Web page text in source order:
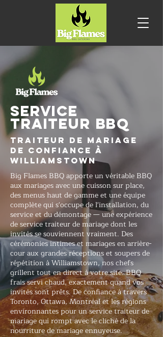
SERVICE
TRAITEUR BBQ
Traiteur de mariage
de confiance à
Williamstown
Big Flames BBQ apporte un véritable BBQ
aux mariages avec une cuisson sur place,
des menus haut de gamme et une équipe
complète qui s'occupe de l'installation, du
service et du démontage — une expérience
de service traiteur de mariage dont les
invités se souviennent vraiment. Des
cérémonies intimes et mariages en arrière-
cour aux grandes réceptions et soupers de
répétition à Williamstown, nos chefs
grillent tout en direct à votre site. BBQ
frais servi chaud, exactement quand vos
invités sont prêts. De confiance à travers
Toronto, Ottawa, Montréal et les régions
environnantes pour un service traiteur de
mariage qui rompt avec le cliché de la
nourriture de mariage ennuyeuse.